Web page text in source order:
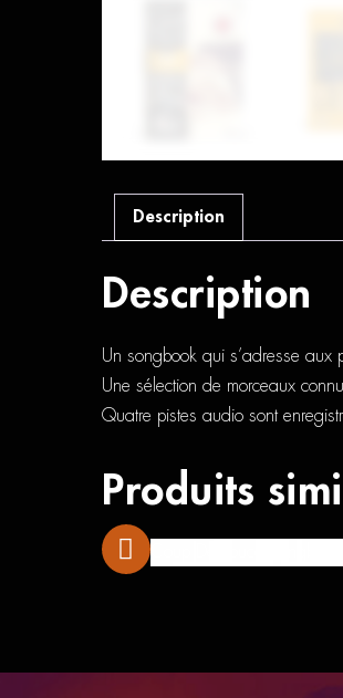
Description
Description
Un songbook qui s’adresse aux
Une sélection de morceaux
Quatre pistes audio sont
Produits
Coup De Pouce